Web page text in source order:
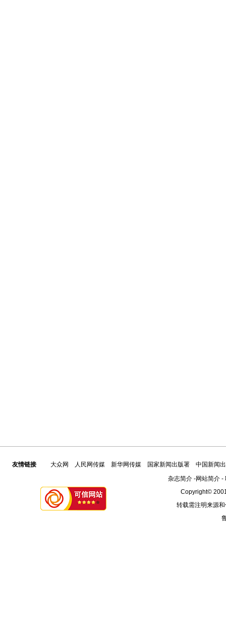
友情链接 大众网 人民网传媒 新华网传媒 国家新闻出版署
中国新闻
杂志简介-网站简介-
Copyright©
转载需注明来源